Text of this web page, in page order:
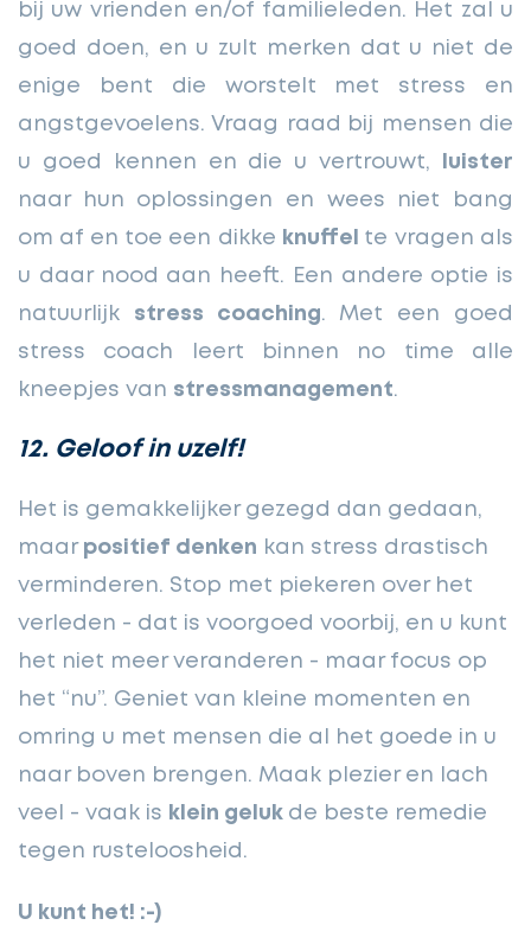
bij uw vrienden en/of familieleden. Het zal u
goed doen, en u zult merken dat u niet de
enige bent die worstelt met stress en
angstgevoelens. Vraag raad
bij mensen die
u goed kennen en die u vertrouwt,
luister
naar hun oplossingen en wees niet bang
om af en toe een dikke knuffel te vragen als
u daar nood aan heeft. Een andere optie is
natuurlijk stress coaching. Met een goed
stress coach leert binnen no time alle
kneepjes van stressmanagement.
12. Geloof in uzelf!
Het is gemakkelijker gezegd dan gedaan,
maar positief denken kan stress drastisch
verminderen. Stop met piekeren over het
verleden - dat is voorgoed voorbij, en u kunt
het niet meer veranderen - maar focus op
het “nu”. Geniet van kleine momenten en
omring u met mensen die al het goede in u
naar boven brengen. Maak plezier en lach
veel - vaak is klein geluk de beste remedie
tegen rusteloosheid.
U kunt het! :-)